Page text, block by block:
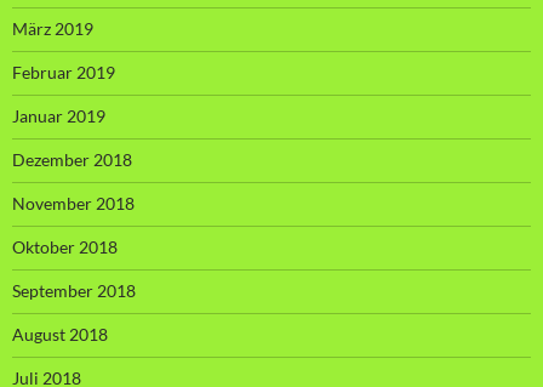
März 2019
Februar 2019
Januar 2019
Dezember 2018
November 2018
Oktober 2018
September 2018
August 2018
Juli 2018